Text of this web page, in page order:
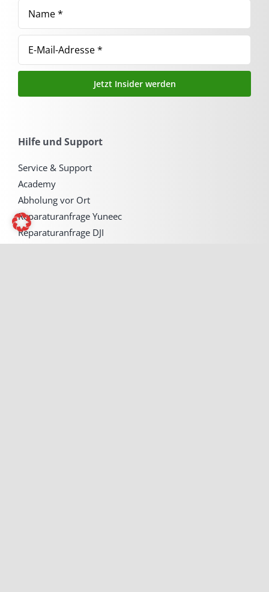
Jetzt Insider werden
Hilfe und Support
Service & Support
Academy
Abholung vor Ort
Reparaturanfrage Yuneec
Reparaturanfrage DJI